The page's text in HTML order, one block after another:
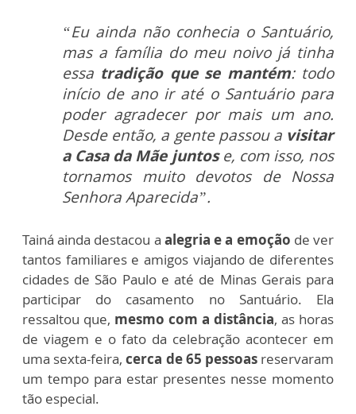
“Eu ainda não conhecia o Santuário,
mas a família do meu noivo já tinha
essa tradição que se mantém: todo
início de ano ir até o Santuário para
poder agradecer por mais um ano.
Desde então, a gente passou a visitar
a Casa da Mãe juntose, com isso, nos
tornamos muito devotos de Nossa
Senhora Aparecida”.
Tainá ainda destacou a alegria e a emoção de ver
tantos familiares e amigos viajando de diferentes
cidades de São Paulo e até de Minas Gerais para
participar do casamento no Santuário. Ela
ressaltou que, mesmo com a distância, as horas
de viagem e o fato da celebração acontecer em
uma sexta-feira,cerca de 65 pessoasreservaram
um tempo para estar presentes nesse momento
tão especial.